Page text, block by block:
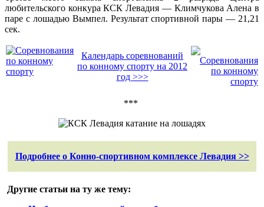
любительского конкура КСК Левадия — Климчукова Алена в
паре с лошадью Вымпел. Результат спортивной пары — 21,21
сек.
Календарь соревнований
по конному спорту на 2012
год >>>
***
Подробнее о Конно-спортивном комплексе Левадия >>
Другие статьи на ту же тему: